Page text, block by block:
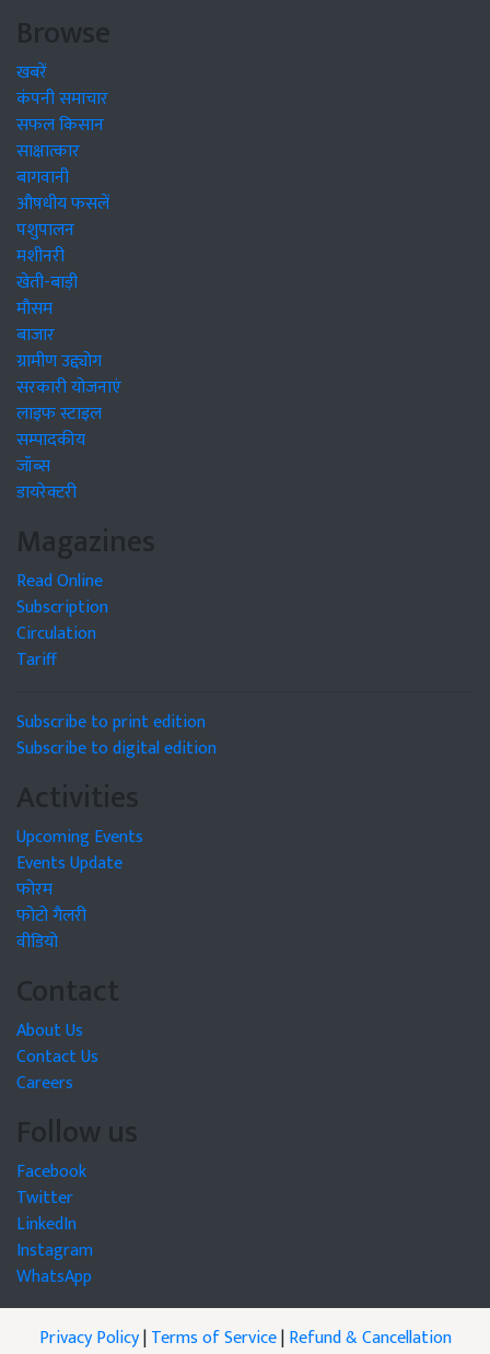
Browse
खबरें
कंपनी समाचार
सफल किसान
साक्षात्कार
बागवानी
औषधीय फसलें
पशुपालन
मशीनरी
खेती-बाड़ी
मौसम
बाजार
ग्रामीण उद्द्योग
सरकारी योजनाएं
लाइफ स्टाइल
सम्पादकीय
जॉब्स
डायरेक्टरी
Magazines
Read Online
Subscription
Circulation
Tariff
Subscribe to print edition
Subscribe to digital edition
Activities
Upcoming Events
Events Update
फोरम
फोटो गैलरी
वीडियो
Contact
About Us
Contact Us
Careers
Follow us
Facebook
Twitter
LinkedIn
Instagram
WhatsApp
Privacy Policy|Terms of Service|Refund & Cancellation